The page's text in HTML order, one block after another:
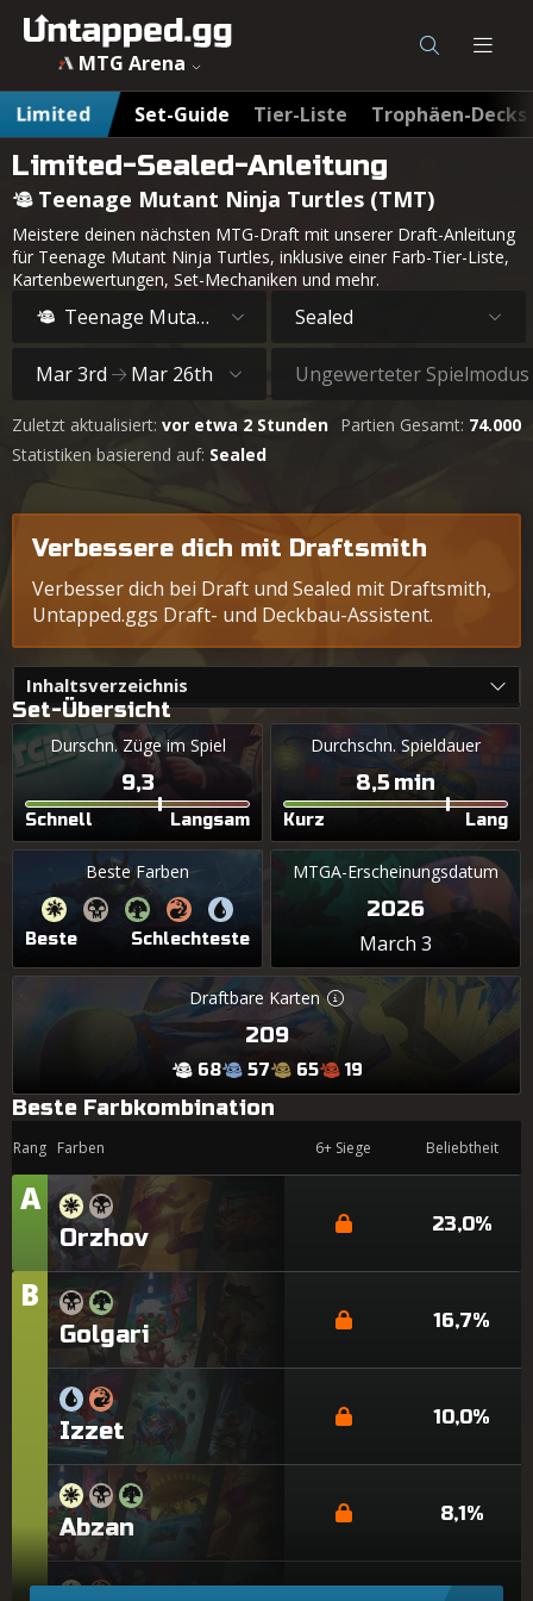
MTG Arena
Limited
Set-Guide Tier-Liste Trophäen-Decks
Limited-Sealed-Anleitung
Teenage Mutant Ninja Turtles (TMT)
Meistere deinen nächsten MTG-Draft mit unserer Draft-Anleitung
für Teenage Mutant Ninja Turtles, inklusive einer Farb-Tier-Liste,
Kartenbewertungen, Set-Mechaniken und mehr.
Teenage Mutant Ninja Turtles Sealed
Mar 3rd Mar 26th Ungewerteter Spielmodus
Zuletzt aktualisiert: vor etwa 2 Stunden Partien Gesamt: 74.000
Statistiken basierend auf: Sealed
Verbessere dich mit Draftsmith
Verbesser dich bei Draft und Sealed mit Draftsmith,
Untapped.ggs Draft- und Deckbau-Assistent.
Inhaltsverzeichnis
Set-Übersicht
Durschn. Züge im Spiel
9,3
Schnell Langsam
Durchschn. Spieldauer
8,5 min
Kurz Lang
Beste Farben
Beste Schlechteste
MTGA-Erscheinungsdatum
2026
March 3
Draftbare Karten
209
68 57 65 19
Beste Farbkombination
Rang Farben 6+ Siege Beliebtheit
Rang
A
Orzhov 23,0%
Rang
B
Golgari 16,7%
Izzet 10,0%
Abzan 8,1%